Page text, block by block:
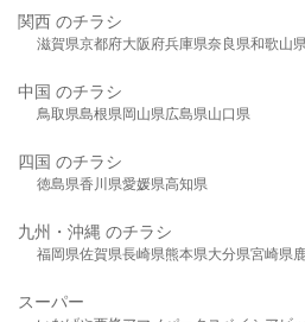
関西 のチラシ
滋賀県京都府大阪府兵庫県奈良県和歌山
中国 のチラシ
鳥取県島根県岡山県広島県山口県
四国 のチラシ
徳島県香川県愛媛県高知県
九州・沖縄 のチラシ
福岡県佐賀県長崎県熊本県大分県宮崎県
スーパー